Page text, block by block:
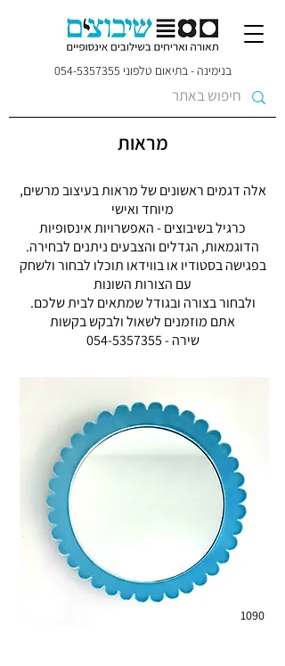
בנימינה - בתיאום טלפוני 054-5357355
מראות
אלה דגמים ראשונים של מראות בעיצוב מרשים,
מיוחד ואישי
כרגיל בשיבוצים - האפשרויות אינסופיות
הדוגמאות, הגדלים והצבעים ניתנים לבחירה.
בפגישה בסטודיו או בווידאו תוכלו לבחור ולשחק
עם הצורות השונות
ולבחור בצורה ובגודל שמתאים לבית שלכם.
אתם מוזמנים לשאול ולבקש בקשות
שירה -054-5357355
1090